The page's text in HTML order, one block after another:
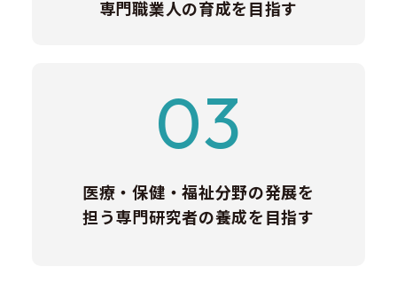
専門職業人の育成を目指す
03
医療・保健・福祉分野の発展を
担う専門研究者の養成を目指す